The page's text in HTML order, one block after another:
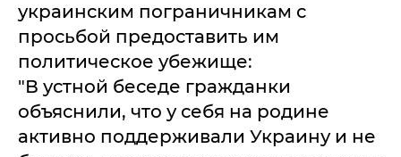
украинским пограничникам с
просьбой предоставить им
политическое убежище:
"В устной беседе гражданки
объяснили, что у себя на родине
активно поддерживали Украину и не